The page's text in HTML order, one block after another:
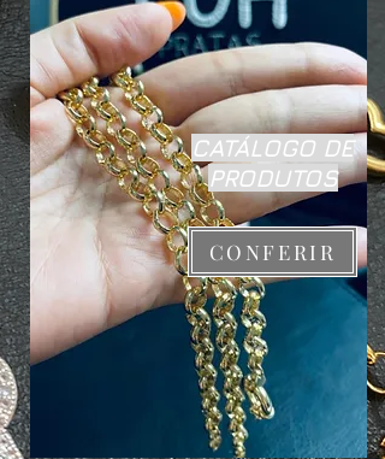
CATÁLOGO DE
PRODUTOS
CONFERIR